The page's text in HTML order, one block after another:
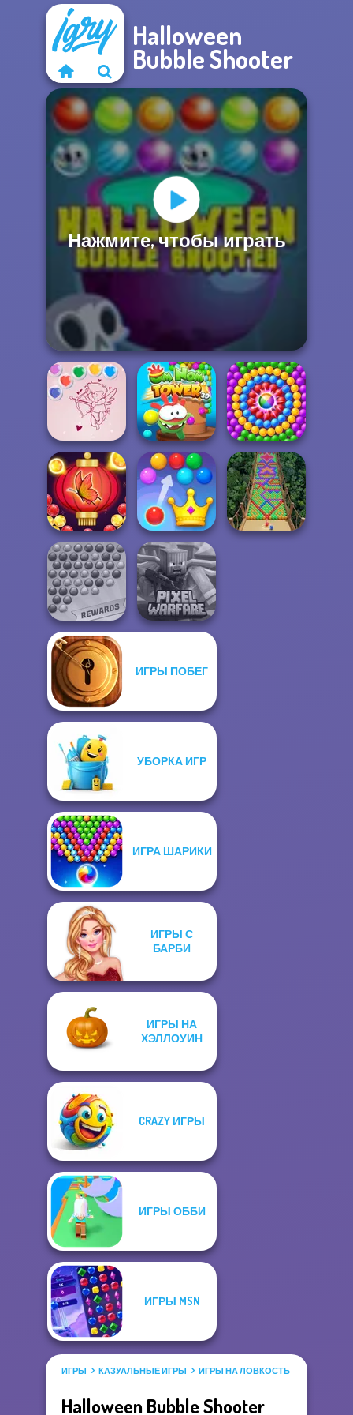
Halloween
Bubble Shooter
Нажмите, чтобы играть
Bubble Shooter
Valentine
Om Nom Tower
3D
Pop Adventure
Bubble Shooter
Butterfly
Royal Bubble
Blast
Bubble Shooter
Extreme
Minecraft Pixel
ИГРЫ ПОБЕГ
УБОРКА ИГР
ИГРА ШАРИКИ
ИГРЫ С
БАРБИ
ИГРЫ НА
ХЭЛЛОУИН
CRAZY ИГРЫ
ИГРЫ ОББИ
ИГРЫ MSN
ИГРЫ КАЗУАЛЬНЫЕ ИГРЫ ИГРЫ НА ЛОВКОСТЬ ИГРА
Halloween Bubble Shooter